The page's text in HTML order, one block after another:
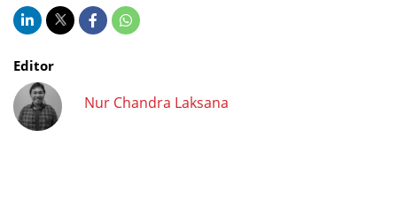
Editor
Nur Chandra Laksana